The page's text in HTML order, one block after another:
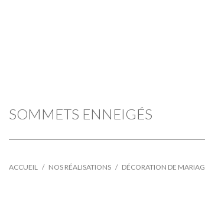
SOMMETS ENNEIGÉS
ACCUEIL NOS RÉALISATIONS DÉCORATION DE